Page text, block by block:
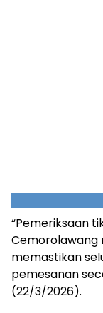
“Pemeriksaan
Cemorolawang
memastikan
pemesanan
(22/3/2026).